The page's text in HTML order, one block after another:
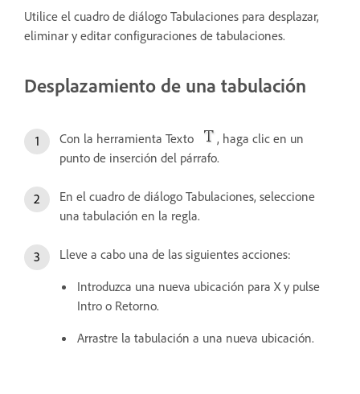
Utilice el cuadro de diálogo Tabulaciones para desplazar,
eliminar y editar configuraciones de tabulaciones.
Desplazamiento de una tabulación
Con la herramienta Texto
, haga clic en un
punto de inserción del párrafo.
En el cuadro de diálogo Tabulaciones, seleccione
una tabulación en la regla.
Lleve a cabo una de las siguientes acciones:
Introduzca una nueva ubicación para X y pulse
Intro o Retorno.
Arrastre la tabulación a una nueva ubicación.